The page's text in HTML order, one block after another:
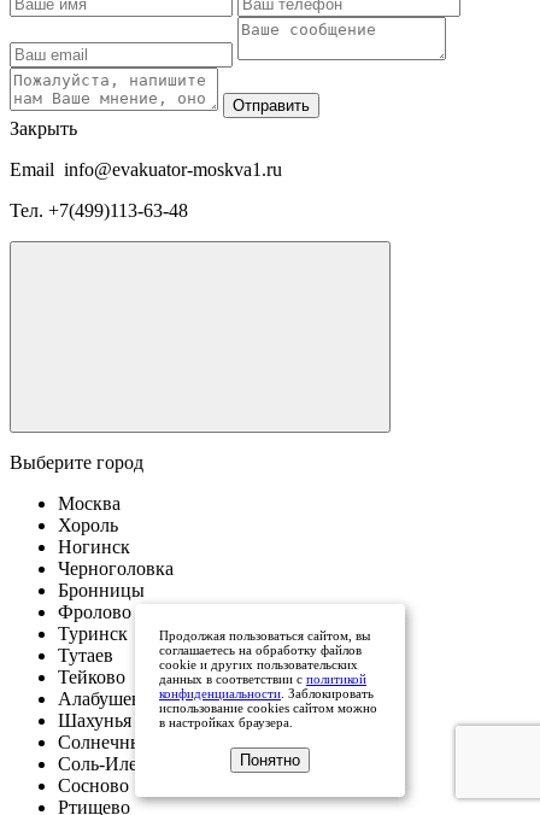
Отправить
Закрыть
Email info@evakuator-moskva1.ru
Тел. +7(499)113-63-48
Выберите город
Москва
Хороль
Ногинск
Черноголовка
Бронницы
Фролово
Туринск
Тутаев
Тейково
Алабушево
Шахунья
Солнечный
Соль-Илецк
Сосново
Ртищево
Продолжая пользоваться сайтом, вы
соглашаетесь на обработку файлов
cookie и других пользовательских
данных в соответствии с политикой
конфиденциальности . Заблокировать
использование cookies сайтом можно
в настройках браузера.
Понятно